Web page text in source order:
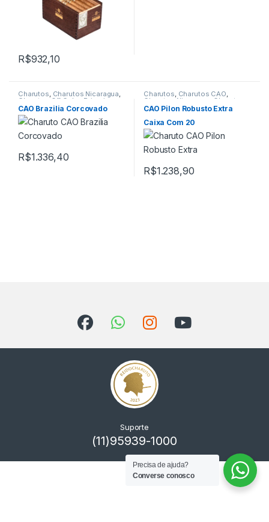
R$932,10
Charutos, Charutos Nicaragua,
Charutos Off Cuba Primeira
Página
CAO Brazilia Corcovado
R$1.336,40
Charutos, Charutos CAO,
Charutos Nicaragua Charutos
Off Cuba,Todos Produtos
CAO Pilon Robusto Extra
Caixa Com 20
R$1.238,90
Suporte
(11)95939-1000
Precisa de ajuda?
Converse conosco